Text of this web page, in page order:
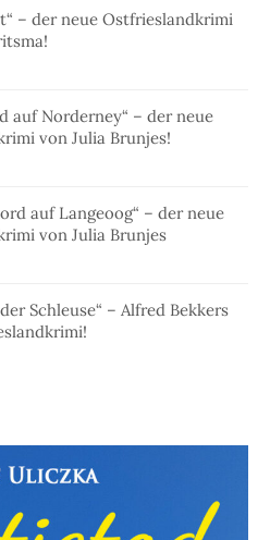
– der neue Ostfrieslandkrimi
auf Norderney“ – der neue
von Julia Brunjes!
auf Langeoog“ – der neue
von Julia Brunjes
Schleuse“ – Alfred Bekkers